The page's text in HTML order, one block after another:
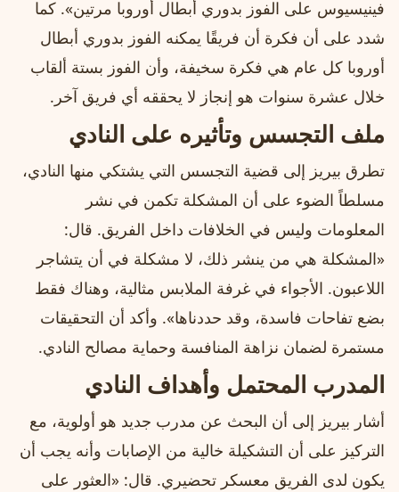
فينيسيوس على الفوز بدوري أبطال أوروبا مرتين». كما
شدد على أن فكرة أن فريقًا يمكنه الفوز بدوري أبطال
أوروبا كل عام هي فكرة سخيفة، وأن الفوز بستة ألقاب
خلال عشرة سنوات هو إنجاز لا يحققه أي فريق آخر.
ملف التجسس وتأثيره على النادي
تطرق بيريز إلى قضية التجسس التي يشتكي منها النادي،
مسلطاً الضوء على أن المشكلة تكمن في نشر
المعلومات وليس في الخلافات داخل الفريق. قال:
«المشكلة هي من ينشر ذلك، لا مشكلة في أن يتشاجر
اللاعبون. الأجواء في غرفة الملابس مثالية، وهناك فقط
بضع تفاحات فاسدة، وقد حددناها». وأكد أن التحقيقات
مستمرة لضمان نزاهة المنافسة وحماية مصالح النادي.
المدرب المحتمل وأهداف النادي
أشار بيريز إلى أن البحث عن مدرب جديد هو أولوية، مع
التركيز على أن التشكيلة خالية من الإصابات وأنه يجب أن
يكون لدى الفريق معسكر تحضيري. قال: «العثور على